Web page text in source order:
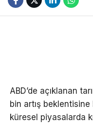
ABD’de açıklanan
bin artış
küresel piyasalarda